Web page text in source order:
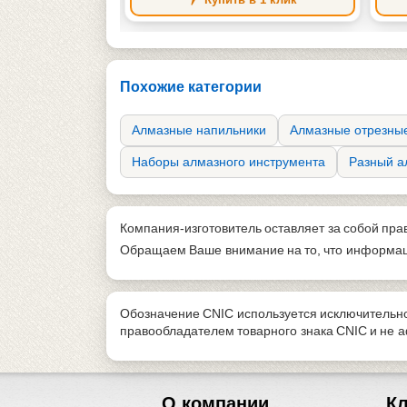
Похожие категории
Алмазные напильники Алмазные
Наборы алмазного инструмента Разный
Компания-изготовитель оставляет за собой
Обращаем Ваше внимание на то, что
Обозначение CNIC используется
правообладателем товарного знака CNIC и